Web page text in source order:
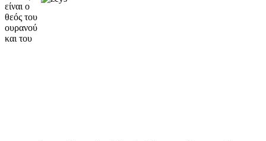
είναι ο
θεός του
ουρανού
και του